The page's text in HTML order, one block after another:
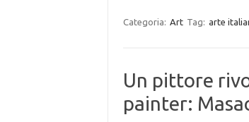
Categoria: Art Tag: arte
Un pittore
painter: